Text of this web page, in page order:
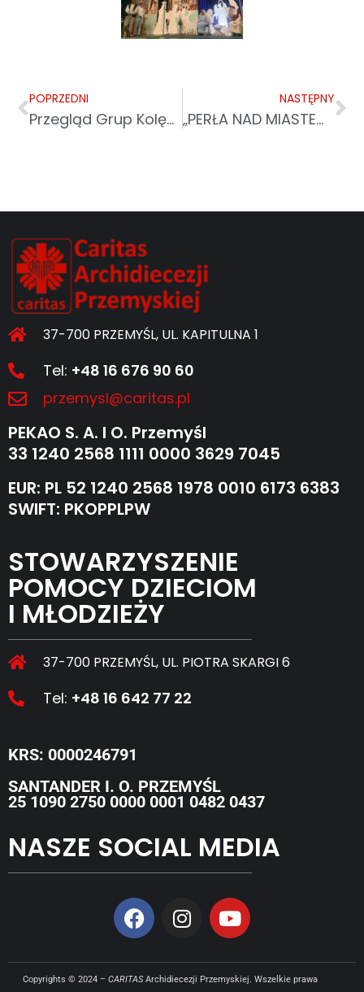
POPRZEDNI
Przegląd Grup Kolędniczych „Przy Szopce” w Przemyślu
NASTĘPNY
„PERŁA NAD MIASTEM” – GASTRONOMIA Z MISJĄ
37-700 PRZEMYŚL, UL. KAPITULNA 1
Tel: +48 16 676 90 60
przemysl@caritas.pl
PEKAO S. A. I O. Przemyśl
33 1240 2568 1111 0000 3629 7045
EUR: PL 52 1240 2568 1978 0010 6173 6383
SWIFT: PKOPPLPW
STOWARZYSZENIE
POMOCY DZIECIOM
I MŁODZIEŻY
37-700 PRZEMYŚL, UL. PIOTRA SKARGI 6
Tel: +48 16 642 77 22
KRS: 0000246791
SANTANDER I. O. PRZEMYŚL
25 1090 2750 0000 0001 0482 0437
NASZE SOCIAL MEDIA
Copyrights © 2024 – CARITASArchidiecezji Przemyskiej. Wszelkie prawa